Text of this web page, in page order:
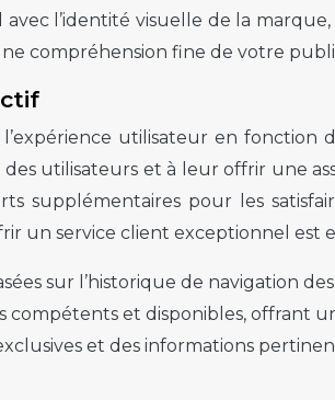
avec l’identité visuelle de la
compréhension fine de votre
utilisateur en
utilisateurs et à leur offrir une
supplémentaires pour les
un service client exceptionnel
sur l’historique de navigation
et disponibles, offrant
et des informations